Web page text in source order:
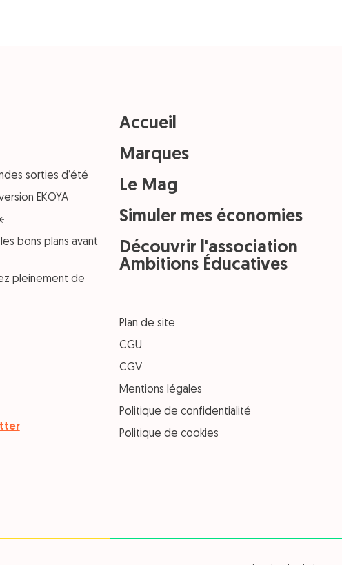
sorties d’été
EKOYA
bons plans avant
pleinement de
Accueil
Marques
Le Mag
Simuler mes économies
Découvrir l'association
Ambitions Éducatives
Plan de site
CGU
CGV
Mentions légales
Politique de confidentialité
Politique de cookies